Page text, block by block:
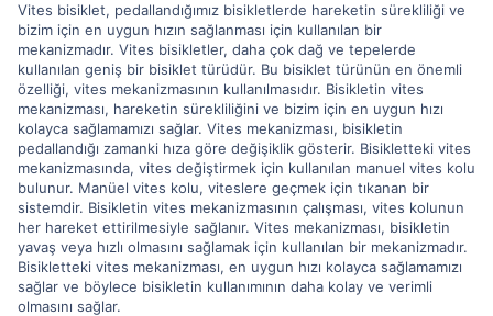
Vites bisiklet, pedallandığımız bisikletlerde hareketin sürekliliği ve
bizim için en uygun hızın sağlanması için kullanılan bir
mekanizmadır. Vites bisikletler, daha çok dağ ve tepelerde
kullanılan geniş bir bisiklet türüdür. Bu bisiklet türünün en önemli
özelliği, vites mekanizmasının kullanılmasıdır. Bisikletin vites
mekanizması, hareketin sürekliliğini ve bizim için en uygun hızı
kolayca sağlamamızı sağlar. Vites mekanizması, bisikletin
pedallandığı zamanki hıza göre değişiklik gösterir. Bisikletteki vites
mekanizmasında, vites değiştirmek için kullanılan manuel vites kolu
bulunur. Manüel vites kolu, viteslere geçmek için tıkanan bir
sistemdir. Bisikletin vites mekanizmasının çalışması, vites kolunun
her hareket ettirilmesiyle sağlanır. Vites mekanizması, bisikletin
yavaş veya hızlı olmasını sağlamak için kullanılan bir mekanizmadır.
Bisikletteki vites mekanizması, en uygun hızı kolayca sağlamamızı
sağlar ve böylece bisikletin kullanımının daha kolay ve verimli
olmasını sağlar.